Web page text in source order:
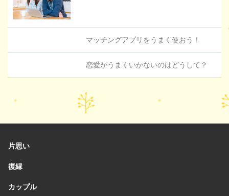
マッチングアプリをうまく使おう！
恋愛がうまくいかないのはどうして？
片思い
復縁
カップル